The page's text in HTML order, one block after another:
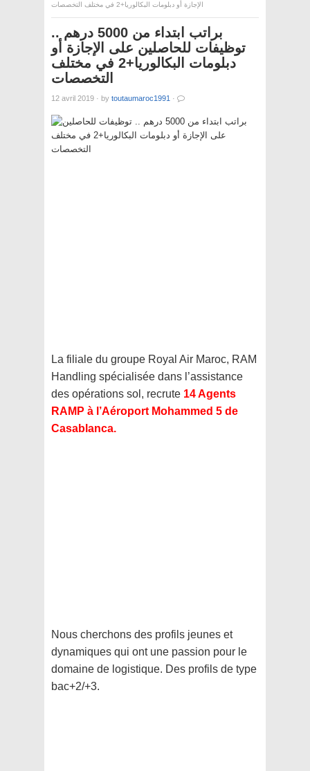
الإجازة أو دبلومات البكالوريا+2 في مختلف التخصصات
براتب ابتداء من 5000 درهم ..
توظيفات للحاصلين على الإجازة أو
دبلومات البكالوريا+2 في مختلف
التخصصات
12 avril 2019 · by toutaumaroc1991 ·
La filiale du groupe Royal Air Maroc, RAM
Handling spécialisée dans l’assistance
des opérations sol, recrute 14 Agents
RAMP à l’Aéroport Mohammed 5 de
Casablanca.
Nous cherchons des profils jeunes et
dynamiques qui ont une passion pour le
domaine de logistique. Des profils de type
bac+2/+3.